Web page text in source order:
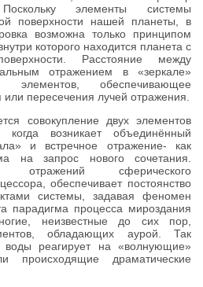
Поскольку элементы системы
поверхности нашей планеты, в
возможна только принципом
которого находится планета с
Расстояние между
отражением в «зеркале»
обеспечивающее
пересечения лучей отражения.
совокупление двух элементов
когда возникает объединённый
и встречное отражение- как
на запрос нового сочетания.
сферического
обеспечивает постоянство
системы, задавая феномен
парадигма процесса мироздания
неизвестные до сих пор,
обладающих аурой. Так
воды реагирует на «волнующие»
происходящие драматические